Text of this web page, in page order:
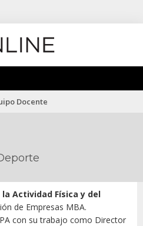
Docente
Actividad Física y del
de Empresas MBA.
con su trabajo como Director